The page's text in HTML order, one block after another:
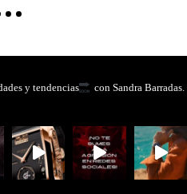
y tendencias
con Sandra Barradas.